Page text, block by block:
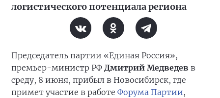
логистического потенциала региона
Председатель партии «Единая Россия»,
премьер-министр РФ Дмитрий Медведев в
среду, 8 июня, прибыл в Новосибирск, где
примет участие в работе Форума Партии,